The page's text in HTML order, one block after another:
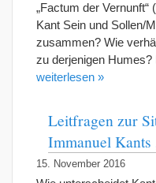
„Factum der
Kant Sein und Sollen/
zusammen? Wie
zu derjenigen
weiterlesen »
Leitfragen zur
Immanuel
15. November 2016